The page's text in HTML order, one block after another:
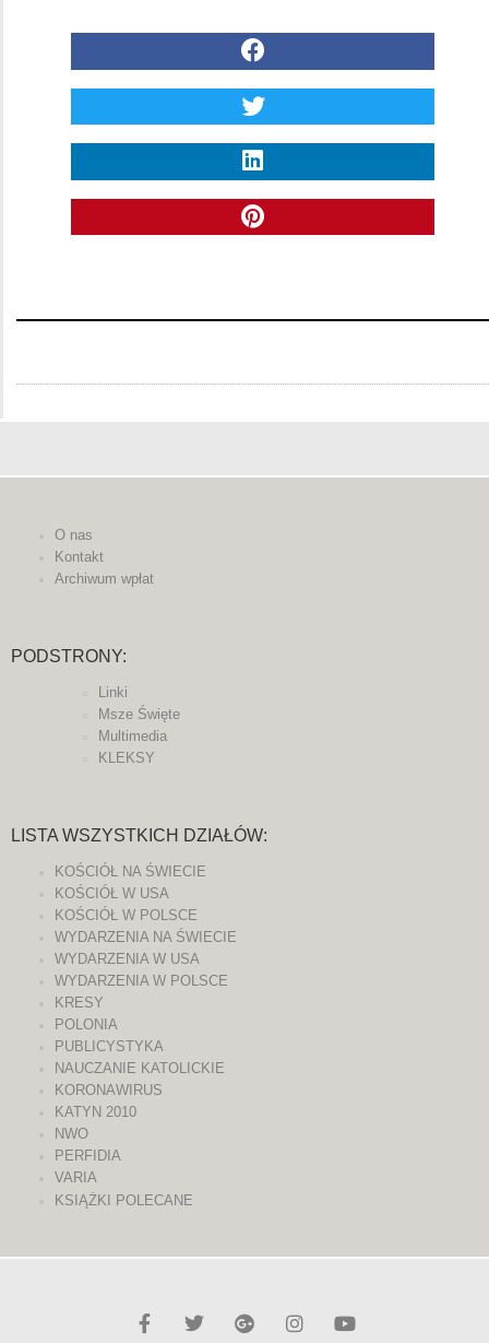
O nas
Kontakt
Archiwum wpłat
PODSTRONY:
Linki
Msze Święte
Multimedia
KLEKSY
LISTA WSZYSTKICH DZIAŁÓW:
KOŚCIÓŁ NA ŚWIECIE
KOŚCIÓŁ W USA
KOŚCIÓŁ W POLSCE
WYDARZENIA NA ŚWIECIE
WYDARZENIA W USA
WYDARZENIA W POLSCE
KRESY
POLONIA
PUBLICYSTYKA
NAUCZANIE KATOLICKIE
KORONAWIRUS
KATYN 2010
NWO
PERFIDIA
VARIA
KSIĄŻKI POLECANE